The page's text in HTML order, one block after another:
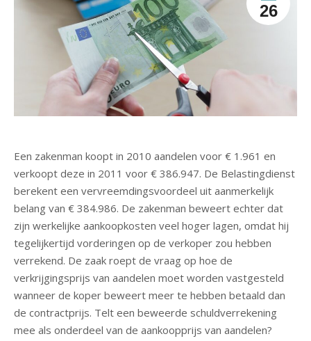
26
Een zakenman koopt in 2010 aandelen voor € 1.961 en
verkoopt deze in 2011 voor € 386.947. De Belastingdienst
berekent een vervreemdingsvoordeel uit aanmerkelijk
belang van € 384.986. De zakenman beweert echter dat
zijn werkelijke aankoopkosten veel hoger lagen, omdat hij
tegelijkertijd vorderingen op de verkoper zou hebben
verrekend. De zaak roept de vraag op hoe de
verkrijgingsprijs van aandelen moet worden vastgesteld
wanneer de koper beweert meer te hebben betaald dan
de contractprijs. Telt een beweerde schuldverrekening
mee als onderdeel van de aankoopprijs van aandelen?